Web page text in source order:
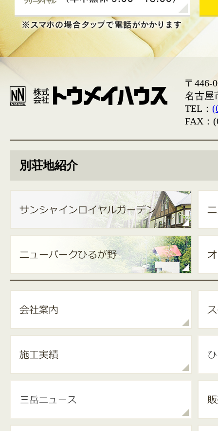
〒446-
名古屋
TEL：
FAX：
別荘地紹介